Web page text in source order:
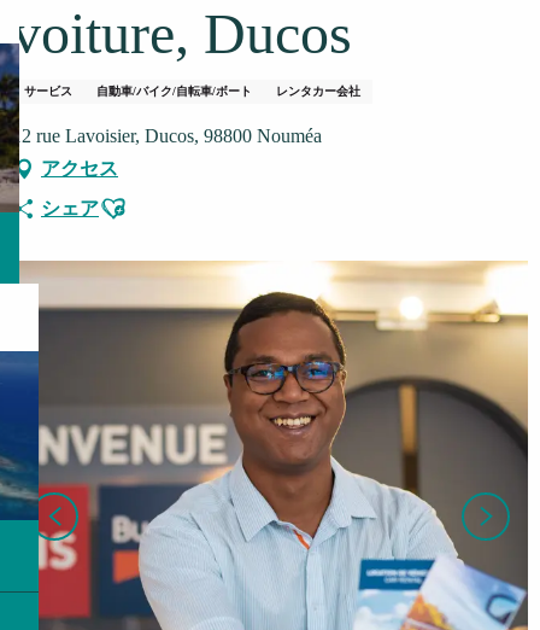
voiture, Ducos
サービス 自動車/バイク/自転車/ボート レンタカー会社
12 rue Lavoisier, Ducos, 98800 Nouméa
アクセス
シェアAjouter aux favoris